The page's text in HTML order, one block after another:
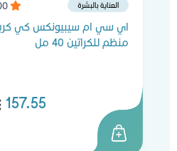
العناية بالبشرة
اي سي ام سيبيونكس كي
منظم للكراتين 40 مل
157.55